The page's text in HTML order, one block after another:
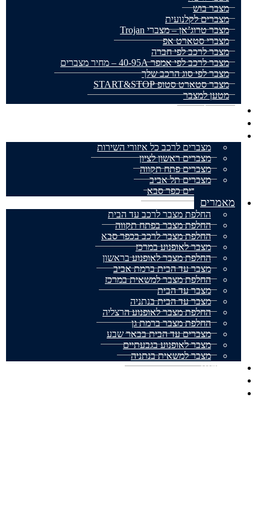
מצבר בוש
מצברים לקלנועית
מצבר טרוג’אן – מצברי Trojan
מצברי סטארט אפ
מצבר לרכב לפי חברה
מצבר לרכב לפי אמפר 40-95A – מחיר מצברים
מצבר לפי סוג הרכב שלך
מצבר סטארט סטופ START&STOP
מטען למצבר
מצברים לרכב כל איזורי השירות
מצברים ראשון לציון
מצברים פתח תקווה
מצברים תל אביב
מצברים כפר סבא
מאמרים
החלפת מצבר לרכב עד הבית
החלפת מצבר בפתח תקווה
החלפת מצבר לרכב בכפר סבא
מצבר לאופנוע במרכז
החלפת מצבר לאופנוע בראשון
מצבר עד הבית ברמת אביב
החלפת מצבר למשאית במרכז
מצבר עד הבית
מצבר עד הבית בנתניה
החלפת מצבר לאופנוע הרצליה
החלפת מצבר ברמת גן
מצברים עד הבית בבאר שבע
מצבר לאופנוע בגבעתיים
מצבר למשאית בנתניה
אודותינו